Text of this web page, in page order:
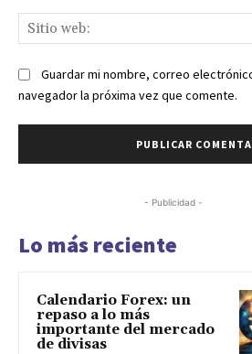
Guardar mi nombre, correo
navegador la próxima vez que comente.
- Publicidad -
Lo más reciente
Calendario Forex: un
repaso a lo más
importante del mercado
de divisas